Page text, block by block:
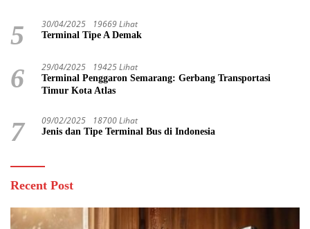
5 30/04/2025 19669 Lihat
Terminal Tipe A Demak
6 29/04/2025 19425 Lihat
Terminal Penggaron Semarang: Gerbang Transportasi
Timur Kota Atlas
7 09/02/2025 18700 Lihat
Jenis dan Tipe Terminal Bus di Indonesia
Recent Post